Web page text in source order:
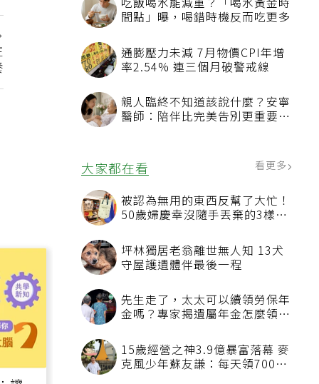
吃飯喝水能減重？「喝水黃金時
間點」曝，喝錯時機反而吃更多
通膨壓力未減 7月物價CPI年增
率2.54% 連三個月破警戒線
親人臨終不知道該說什麼？安寧
醫師：陪伴比完美告別更重要，
大家都在看 看更多
被認為無用的東西反幫了大忙！
50歲婦慶幸沒隨手丟棄的3樣物
坪林獨居老翁離世無人知 13犬
守屋護遺體伴最後一程
先生走了，太太可以續領勞保年
金嗎？專家揭遺屬年金怎麼領，
15歲經營之神3.9億暴富落幕 麥
克風少年蘇友謙：每天領700元